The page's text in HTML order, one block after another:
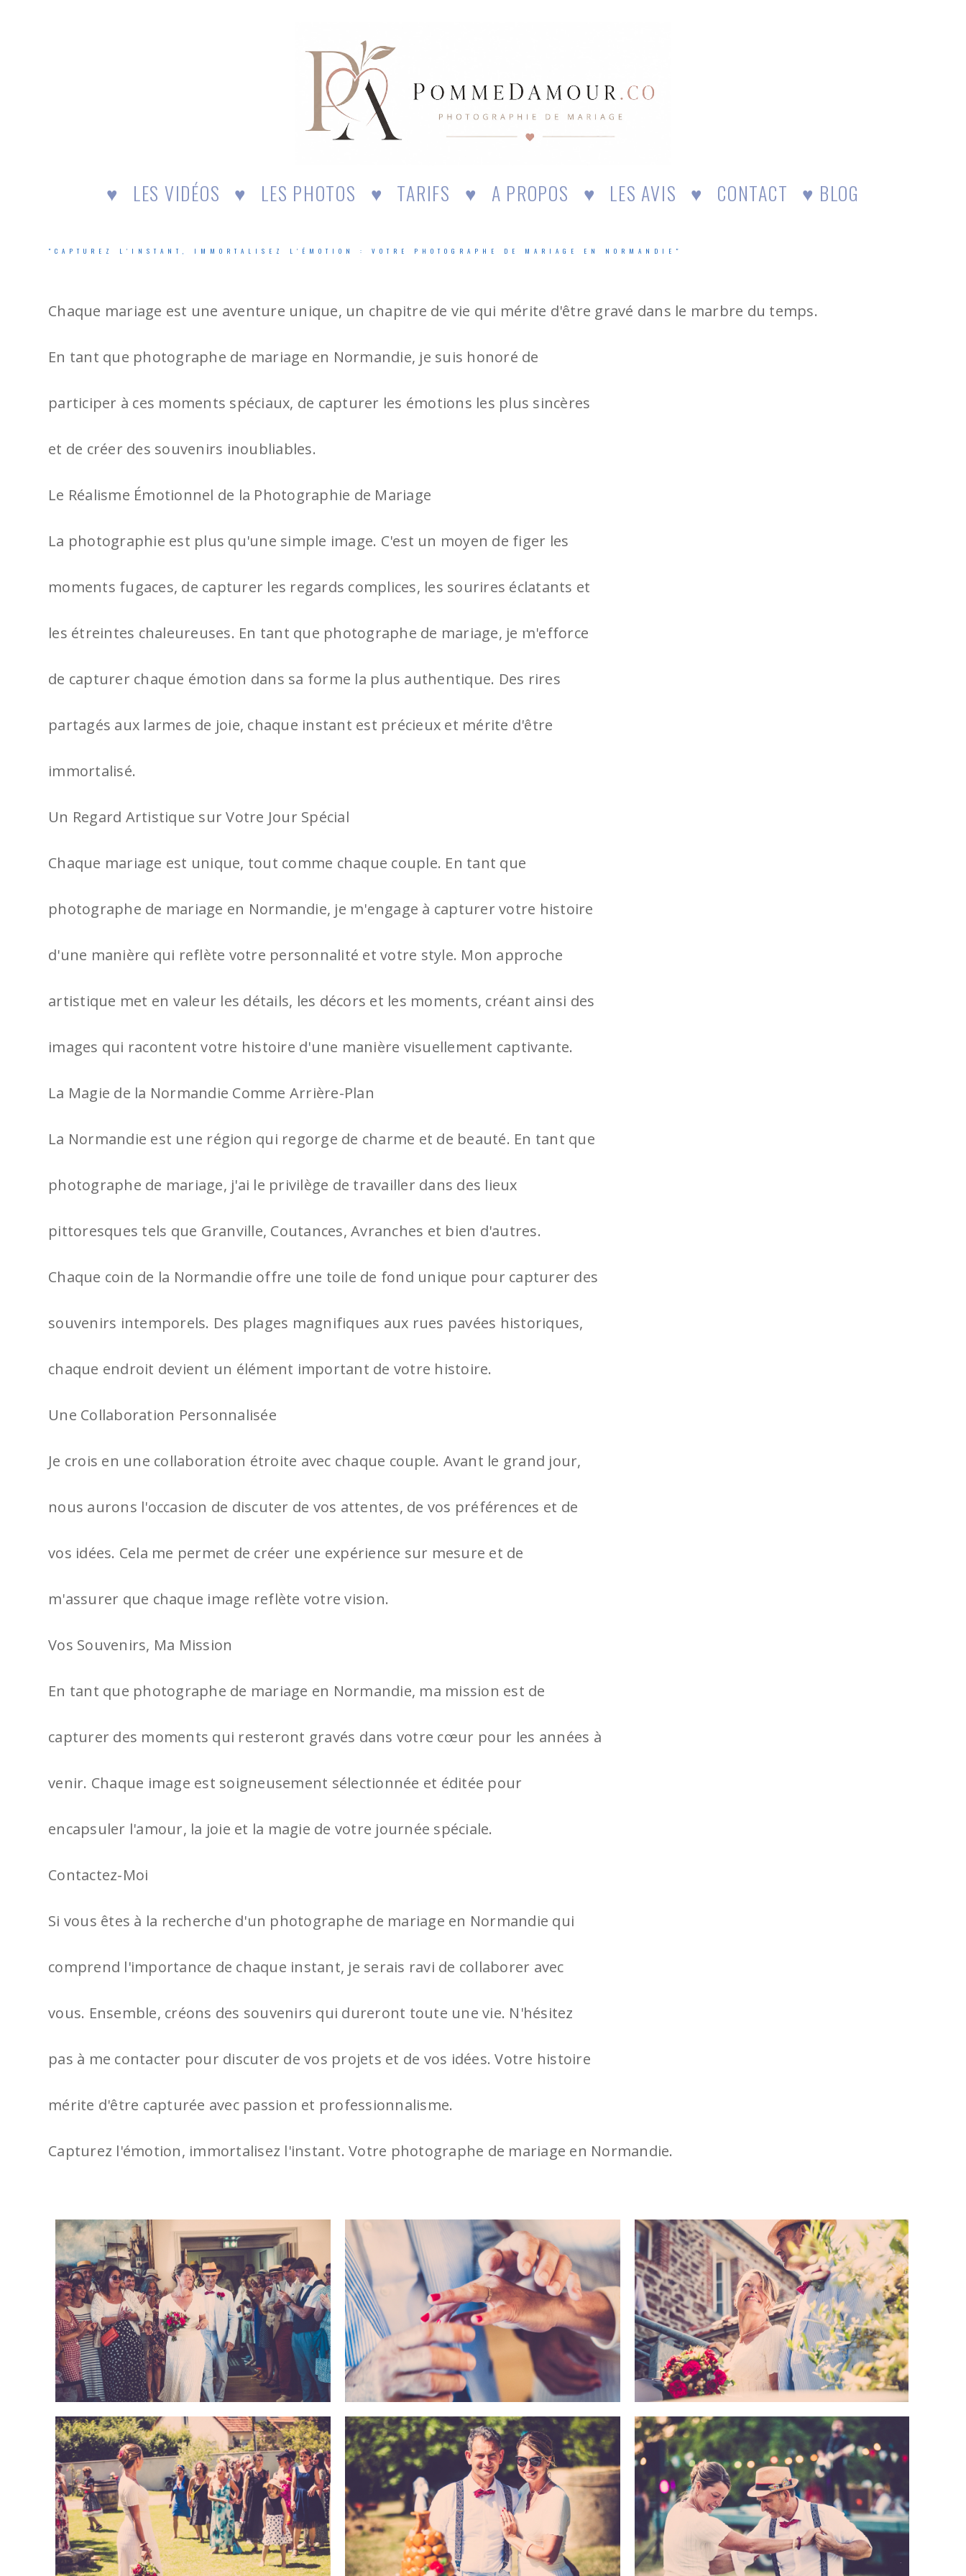
♥ LES VIDÉOS ♥ LES PHOTOS ♥ TARIFS ♥ A PROPOS ♥ LES AVIS ♥ CONTACT ♥ BLOG
"CAPTUREZ L'INSTANT, IMMORTALISEZ L'ÉMOTION : VOTRE PHOTOGRAPHE DE MARIAGE EN NORMANDIE"
Chaque mariage est une aventure unique, un chapitre de vie qui mérite d'être gravé dans le marbre du temps.
En tant que photographe de mariage en Normandie, je suis honoré de
participer à ces moments spéciaux, de capturer les émotions les plus sincères
et de créer des souvenirs inoubliables.
Le Réalisme Émotionnel de la Photographie de Mariage
La photographie est plus qu'une simple image. C'est un moyen de figer les
moments fugaces, de capturer les regards complices, les sourires éclatants et
les étreintes chaleureuses. En tant que photographe de mariage, je m'efforce
de capturer chaque émotion dans sa forme la plus authentique. Des rires
partagés aux larmes de joie, chaque instant est précieux et mérite d'être
immortalisé.
Un Regard Artistique sur Votre Jour Spécial
Chaque mariage est unique, tout comme chaque couple. En tant que
photographe de mariage en Normandie, je m'engage à capturer votre histoire
d'une manière qui reflète votre personnalité et votre style. Mon approche
artistique met en valeur les détails, les décors et les moments, créant ainsi des
images qui racontent votre histoire d'une manière visuellement captivante.
La Magie de la Normandie Comme Arrière-Plan
La Normandie est une région qui regorge de charme et de beauté. En tant que
photographe de mariage, j'ai le privilège de travailler dans des lieux
pittoresques tels que Granville, Coutances, Avranches et bien d'autres.
Chaque coin de la Normandie offre une toile de fond unique pour capturer des
souvenirs intemporels. Des plages magnifiques aux rues pavées historiques,
chaque endroit devient un élément important de votre histoire.
Une Collaboration Personnalisée
Je crois en une collaboration étroite avec chaque couple. Avant le grand jour,
nous aurons l'occasion de discuter de vos attentes, de vos préférences et de
vos idées. Cela me permet de créer une expérience sur mesure et de
m'assurer que chaque image reflète votre vision.
Vos Souvenirs, Ma Mission
En tant que photographe de mariage en Normandie, ma mission est de
capturer des moments qui resteront gravés dans votre cœur pour les années à
venir. Chaque image est soigneusement sélectionnée et éditée pour
encapsuler l'amour, la joie et la magie de votre journée spéciale.
Contactez-Moi
Si vous êtes à la recherche d'un photographe de mariage en Normandie qui
comprend l'importance de chaque instant, je serais ravi de collaborer avec
vous. Ensemble, créons des souvenirs qui dureront toute une vie. N'hésitez
pas à me contacter pour discuter de vos projets et de vos idées. Votre histoire
mérite d'être capturée avec passion et professionnalisme.
Capturez l'émotion, immortalisez l'instant. Votre photographe de mariage en Normandie.